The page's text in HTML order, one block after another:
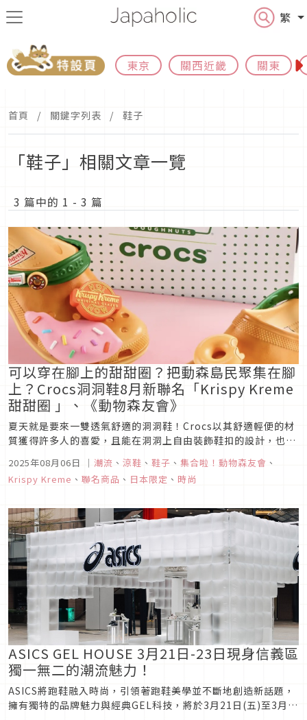
繁
東京 關西近畿 關東
首頁 關鍵字列表 鞋子
「鞋子」相關文章一覽
3 篇中的 1 - 3 篇
可以穿在腳上的甜甜圈？把動森島民聚集在腳
上？Crocs洞洞鞋8月新聯名「Krispy Kreme
甜甜圈 」、《動物森友會》
夏天就是要來一雙透氣舒適的洞洞鞋！Crocs以其舒適輕便的材
質獲得許多人的喜愛，且能在洞洞上自由裝飾鞋扣的設計，也為
Crocs洞洞鞋增添了自行DIY裝飾的獨特性。在這個八月，
Crocs日本官方也推出與兩大IP聯名的新商品，分別是知名甜甜
圈品牌「Krispy Kreme」，與在日本國內外都大受好評的任...
2025年08月06日 ｜ 潮流 、 涼鞋 、 鞋子 、 集合啦！動物森友會 、
Krispy Kreme 、 聯名商品 、 日本限定 、 時尚
ASICS GEL HOUSE 3月21日-23日現身信義區
獨一無二的潮流魅力！
ASICS將跑鞋融入時尚，引領著跑鞋美學並不斷地創造新話題，
擁有獨特的品牌魅力與經典GEL科技，將於3月21日(五)至3月